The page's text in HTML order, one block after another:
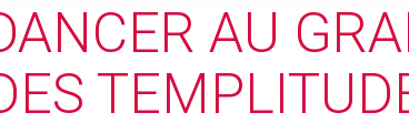
AU